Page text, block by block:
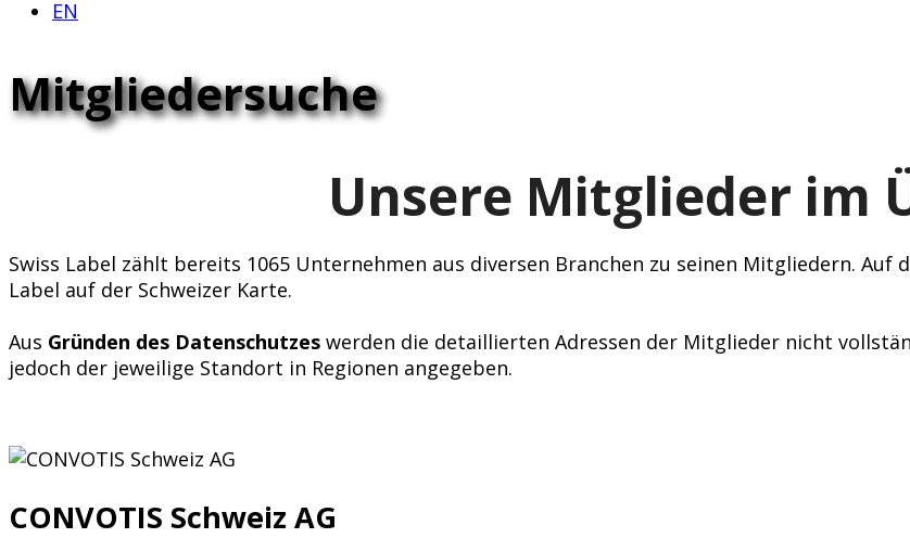
EN
Mitgliedersuche
Unsere Mitglieder im
Swiss Label zählt bereits 1065 Unternehmen aus diversen Branchen zu seinen Mitgliedern. Auf
Label auf der Schweizer Karte.
Aus Gründen des Datenschutzes werden die detaillierten Adressen der Mitglieder nicht
jedoch der jeweilige Standort in Regionen angegeben.
CONVOTIS Schweiz AG